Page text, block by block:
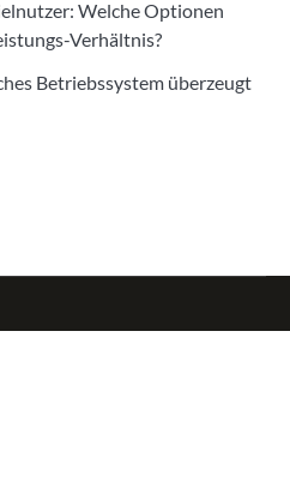
Welche Optionen
Verhältnis?
Betriebssystem überzeugt